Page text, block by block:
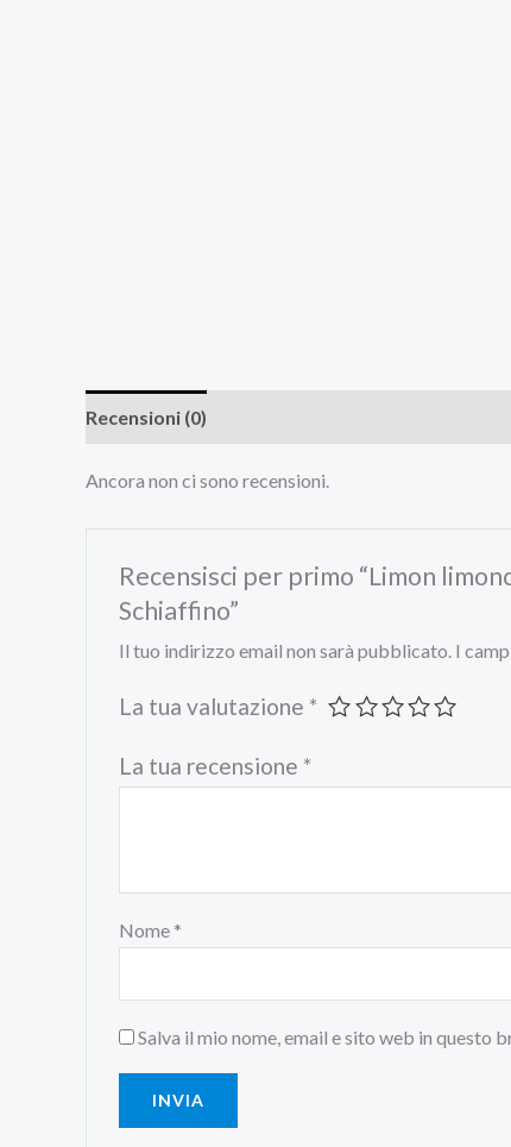
Recensioni (0)
Ancora non ci sono recensioni.
Recensisci per primo “Limon
Schiaffino”
Il tuo indirizzo email non sarà pubblicato. I
La tua valutazione *
La tua recensione *
Nome *
Salva il mio nome, email e sito web in questo